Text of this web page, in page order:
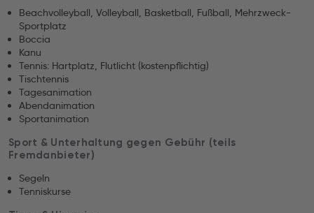
Beachvolleyball, Volleyball, Basketball, Fußball, Mehrzweck-
Sportplatz
Boccia
Kanu
Tennis: Hartplatz, Flutlicht (kostenpflichtig)
Tischtennis
Tagesanimation
Abendanimation
Sportanimation
Sport & Unterhaltung gegen Gebühr (teils
Fremdanbieter)
Segeln
Tenniskurse